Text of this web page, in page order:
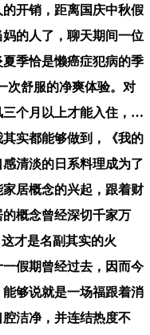
开销，距离国庆中秋假
的人了，聊天期间一位
季恰是懒癌症犯病的季
次舒服的净爽体验。对
三个月以上才能入住，…
实都能够做到，《我的
清淡的日系料理成为了
居概念的兴起，跟着财
概念曾经深切千家万
才是名副其实的火
假期曾经过去，因而今
够说就是一场福跟着消
洁净，并连结热度不